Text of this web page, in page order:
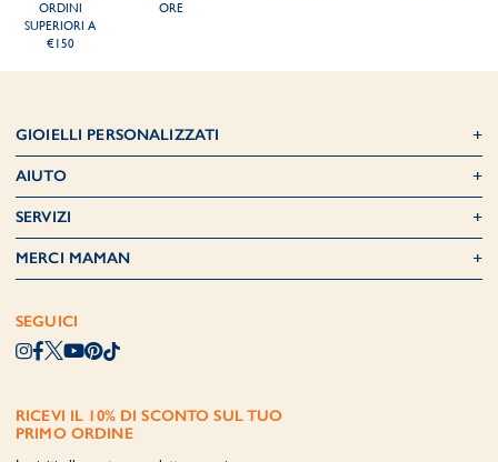
ORDINI
SUPERIORI A
€150
ORE
GIOIELLI PERSONALIZZATI
AIUTO
SERVIZI
MERCI MAMAN
SEGUICI
RICEVI IL 10% DI SCONTO SUL TUO
PRIMO ORDINE